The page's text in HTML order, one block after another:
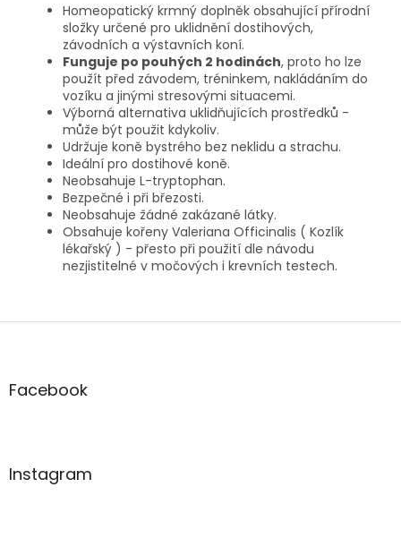
Homeopatický krmný doplněk obsahující přírodní
složky určené pro uklidnění dostihových,
závodních a výstavních koní.
Funguje po pouhých 2 hodinách, proto ho lze
použít před závodem, tréninkem, nakládáním do
vozíku a jinými stresovými situacemi.
Výborná alternativa uklidňujících prostředků -
může být použit kdykoliv.
Udržuje koně bystrého bez neklidu a strachu.
Ideální pro dostihové koně.
Neobsahuje L-tryptophan.
Bezpečné i při březosti.
Neobsahuje žádné zakázané látky.
Obsahuje kořeny Valeriana Officinalis ( Kozlík
lékařský ) - přesto při použití dle návodu
nezjistitelné v močových i krevních testech.
Z
aFacebook
Instagram